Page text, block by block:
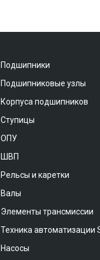
Подшипники
Подшипниковые узлы
Корпуса подшипников
Ступицы
ОПУ
ШВП
Рельсы и каретки
Валы
Элементы трансмиссии
Техника автоматизации
Насосы